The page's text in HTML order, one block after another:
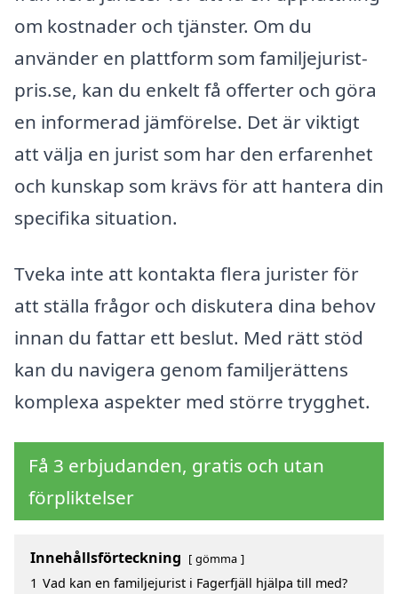
om kostnader och tjänster. Om du
använder en plattform som familjejurist-
pris.se, kan du enkelt få offerter och göra
en informerad jämförelse. Det är viktigt
att välja en jurist som har den erfarenhet
och kunskap som krävs för att hantera din
specifika situation.
Tveka inte att kontakta flera jurister för
att ställa frågor och diskutera dina behov
innan du fattar ett beslut. Med rätt stöd
kan du navigera genom familjerättens
komplexa aspekter med större trygghet.
Få 3 erbjudanden, gratis och utan
förpliktelser
Innehållsförteckning gömma
1 Vad kan en familjejurist i Fagerfjäll hjälpa till med?